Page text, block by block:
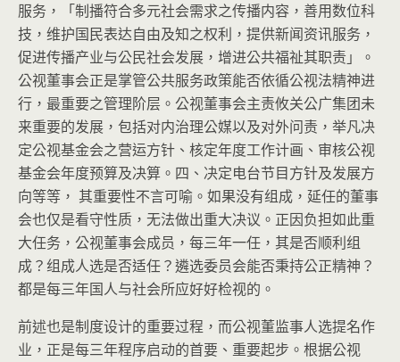
服务，「制播符合多元社会需求之传播内容，善用数位科
技，维护国民表达自由及知之权利，提供新闻资讯服务，
促进传播产业与公民社会发展，增进公共福祉其职责」。
公视董事会正是掌管公共服务政策能否依循公视法精神进
行，最重要之管理阶层。公视董事会主责攸关公广集团未
来重要的发展，包括对内治理公媒以及对外问责，举凡决
定公视基金会之营运方针、核定年度工作计画、审核公视
基金会年度预算及决算。四、决定电台节目方针及发展方
向等等， 其重要性不言可喻。如果没有组成，延任的董事
会也仅是看守性质，无法做出重大决议。正因负担如此重
大任务，公视董事会成员，每三年一任，其是否顺利组
成？组成人选是否适任？遴选委员会能否秉持公正精神？
都是每三年国人与社会所应好好检视的。
前述也是制度设计的重要过程，而公视董监事人选提名作
业，正是每三年程序启动的首要、重要起步。根据公视